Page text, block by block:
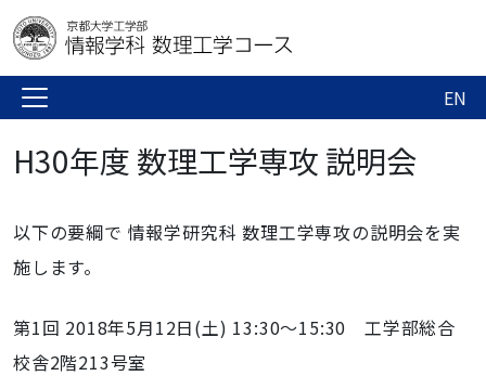
EN
H30年度 数理工学専攻 説明会
以下の要綱で 情報学研究科 数理工学専攻の説明会を実
施します。
第1回 2018年5月12日(土) 13:30～15:30 工学部総合
校舎2階213号室